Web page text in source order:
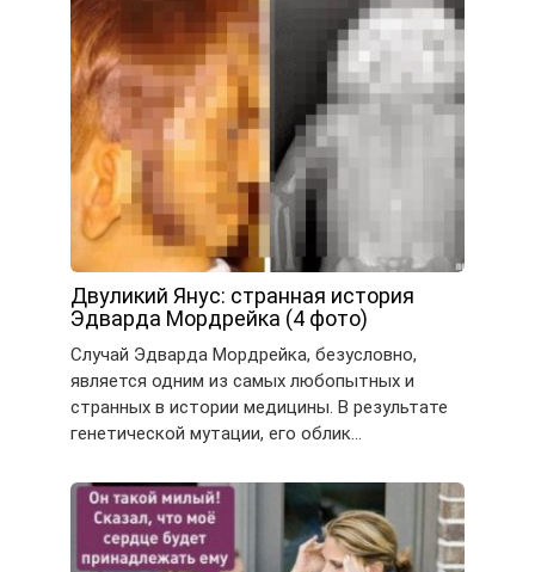
Двуликий Янус: странная история
Эдварда Мордрейка (4 фото)
Случай Эдварда Мордрейка, безусловно,
является одним из самых любопытных и
странных в истории медицины. В результате
генетической мутации, его облик…